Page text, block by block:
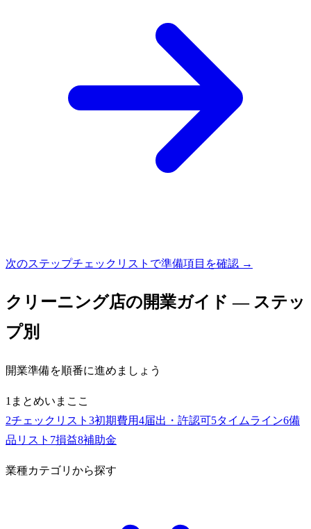
次のステップチェックリストで準備項目を確認 →
クリーニング店の開業ガイド — ステッ
プ別
開業準備を順番に進めましょう
1 まとめいまここ
2チェックリスト 3初期費用4届出・許認可5タイムライン6備
品リスト 7損益8補助金
業種カテゴリから探す